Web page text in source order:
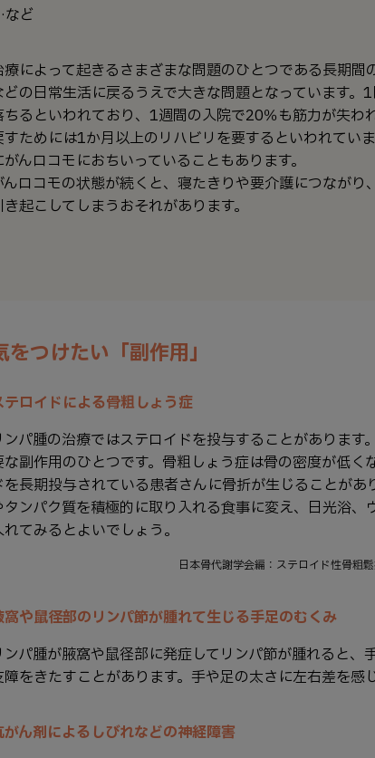
ど
療によって起きるさまざまな問題のひとつである長期
どの日常生活に戻るうえで大きな問題となっています。
ちるといわれており、1週間の入院で20％も筋力が失わ
すためには1か月以上のリハビリを要するといわれてい
んロコモにおちいっていることもあります。
んロコモの状態が続くと、寝たきりや要介護につながり
起こしてしまうおそれがあります。
をつけたい「副作用」
テロイドによる骨粗しょう症
ンパ腫の治療ではステロイドを投与することがありま
な副作用のひとつです。骨粗しょう症は骨の密度が低く
を長期投与されている患者さんに骨折が生じることが
タンパク質を積極的に取り入れる食事に変え、日光浴
てみるとよいでしょう。
日本骨代謝学会編：ステロイド性骨
窩や鼠径部のリンパ節が腫れて生じる手足のむくみ
ンパ腫が腋窩や鼠径部に発症してリンパ節が腫れると
障をきたすことがあります。手や足の太さに左右差を感
がん剤によるしびれなどの神経障害